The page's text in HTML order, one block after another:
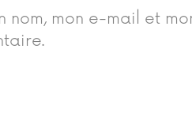
nom, mon e-mail et